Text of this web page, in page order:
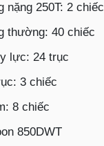
nặng 250T: 2 chiếc
thường: 40 chiếc
lực: 24 trục
3 chiếc
8 chiếc
850DWT